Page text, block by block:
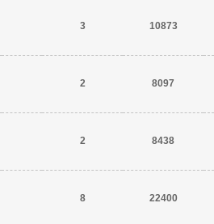
3 10873
2 8097
2 8438
8 22400